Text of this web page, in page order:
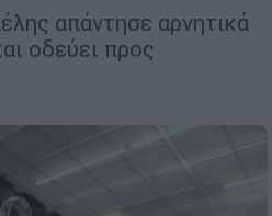
απάντησε αρνητικά
οδεύει προς